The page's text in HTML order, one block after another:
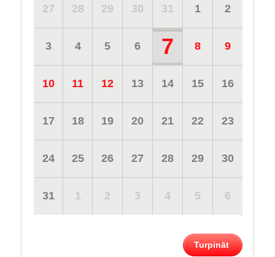
27 28 29 30 31 1 2
3 4 5 6 7 8 9
10 11 12 13 14 15 16
17 18 19 20 21 22 23
24 25 26 27 28 29 30
31 1 2 3 4 5 6
Turpināt